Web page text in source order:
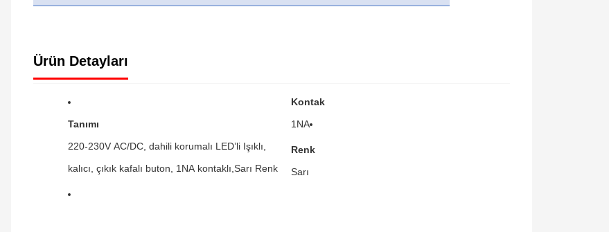
Ürün Detayları
Tanımı
220-230V AC/DC, dahili korumalı LED’li Işıklı,
kalıcı, çıkık kafalı buton, 1NA kontaklı,Sarı Renk
Kontak
1NA
Renk
Sarı